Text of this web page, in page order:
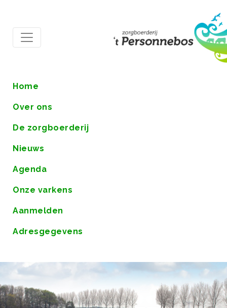
Home
Over ons
De zorgboerderij
Nieuws
Agenda
Onze varkens
Aanmelden
Adresgegevens